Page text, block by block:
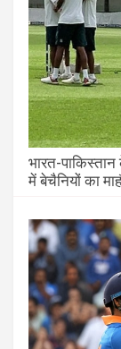
भारत-
में बेचैनियों का